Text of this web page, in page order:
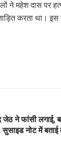
ने महेश दास पर
करता था।
जेठ ने फांसी लगाई,
सुसाइड नोट में